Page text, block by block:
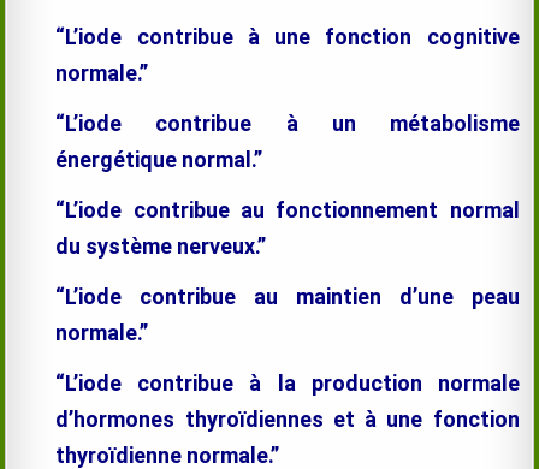
“L’iode contribue à une fonction cognitive
normale.”
“L’iode contribue à un métabolisme
énergétique normal.”
“L’iode contribue au fonctionnement normal
du système nerveux.”
“L’iode contribue au maintien d’une peau
normale.”
“L’iode contribue à la production normale
d’hormones thyroïdiennes et à une fonction
thyroïdienne normale.”